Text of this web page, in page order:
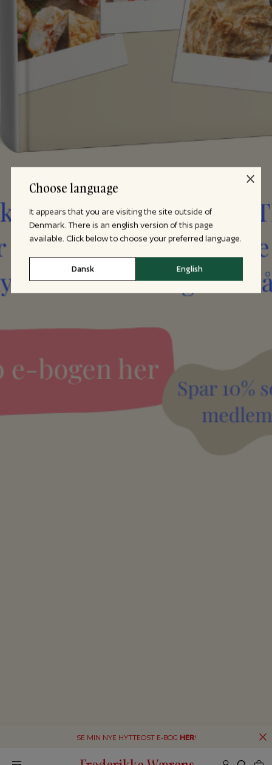
SE MIN NYE HYTTEOST E-BOG HER!
Choose language
It appears that you are visiting the site outside of
Denmark. There is an english version of this page
available. Click below to choose your preferred language.
Dansk English